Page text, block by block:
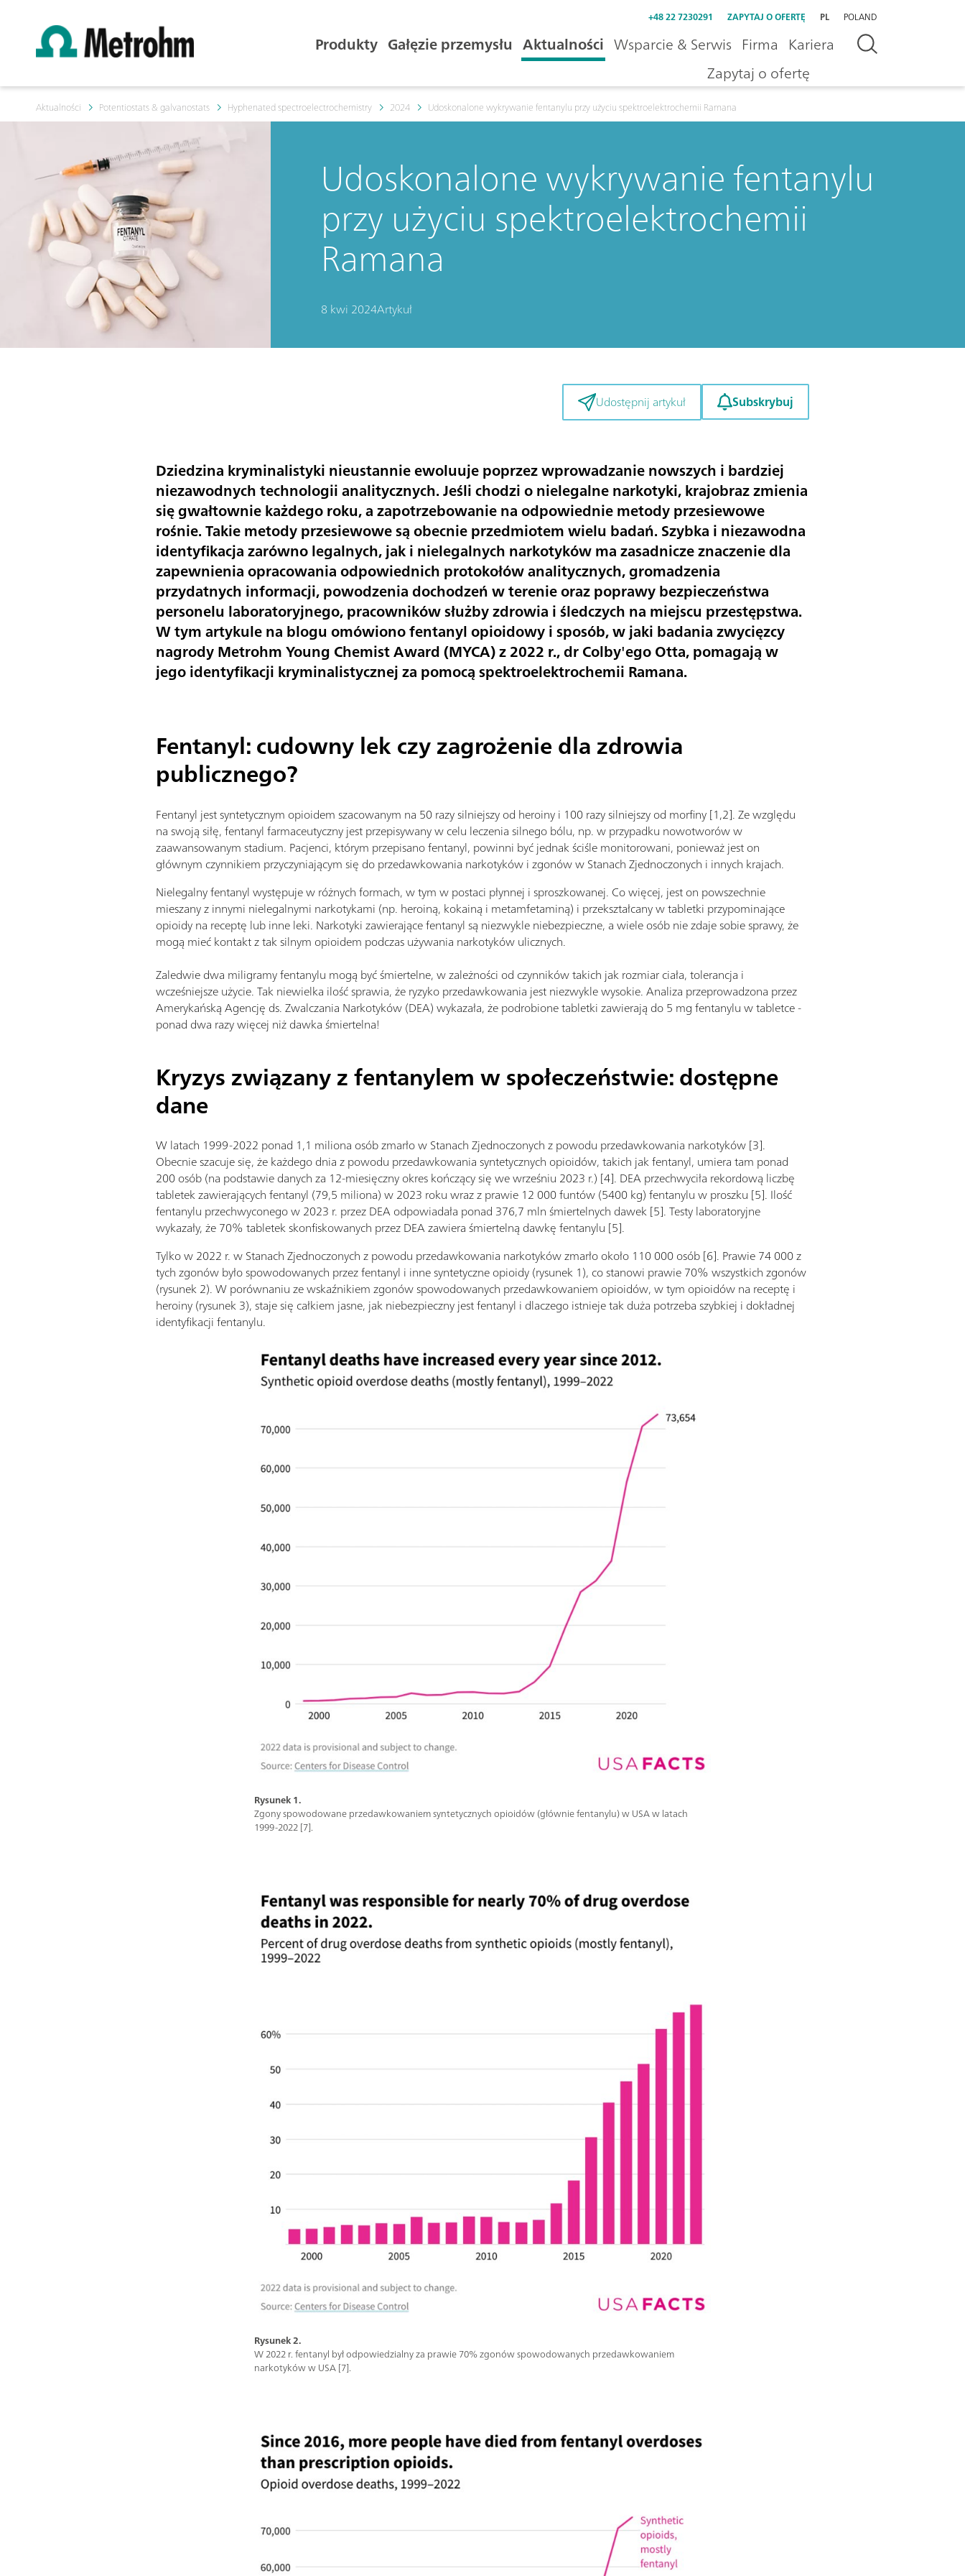
+48 22 7230291 ZAPYTAJ O OFERTĘ PL POLAND
Produkty Gałęzie przemysłu Aktualności Wsparcie & Serwis Firma Kariera
Zapytaj o ofertę
Aktualności Potentiostats & galvanostats Hyphenated spectroelectrochemistry 2024 Udoskonalone wykrywanie fentanylu przy użyciu spektroelektrochemii Ramana
Udoskonalone wykrywanie fentanylu
przy użyciu spektroelektrochemii
Ramana
8 kwi 2024Artykuł
Udostępnij artykuł Subskrybuj
Dziedzina kryminalistyki nieustannie ewoluuje poprzez wprowadzanie nowszych i bardziej
niezawodnych technologii analitycznych. Jeśli chodzi o nielegalne narkotyki, krajobraz zmienia
się gwałtownie każdego roku, a zapotrzebowanie na odpowiednie metody przesiewowe
rośnie. Takie metody przesiewowe są obecnie przedmiotem wielu badań. Szybka i niezawodna
identyfikacja zarówno legalnych, jak i nielegalnych narkotyków ma zasadnicze znaczenie dla
zapewnienia opracowania odpowiednich protokołów analitycznych, gromadzenia
przydatnych informacji, powodzenia dochodzeń w terenie oraz poprawy bezpieczeństwa
personelu laboratoryjnego, pracowników służby zdrowia i śledczych na miejscu przestępstwa.
W tym artykule na blogu omówiono fentanyl opioidowy i sposób, w jaki badania zwycięzcy
nagrody Metrohm Young Chemist Award (MYCA) z 2022 r., dr Colby'ego Otta, pomagają w
jego identyfikacji kryminalistycznej za pomocą spektroelektrochemii Ramana.
Fentanyl: cudowny lek czy zagrożenie dla zdrowia
publicznego?
Fentanyl jest syntetycznym opioidem szacowanym na 50 razy silniejszy od heroiny i 100 razy silniejszy od morfiny [1,2]. Ze względu
na swoją siłę, fentanyl farmaceutyczny jest przepisywany w celu leczenia silnego bólu, np. w przypadku nowotworów w
zaawansowanym stadium. Pacjenci, którym przepisano fentanyl, powinni być jednak ściśle monitorowani, ponieważ jest on
głównym czynnikiem przyczyniającym się do przedawkowania narkotyków i zgonów w Stanach Zjednoczonych i innych krajach.
Nielegalny fentanyl występuje w różnych formach, w tym w postaci płynnej i sproszkowanej. Co więcej, jest on powszechnie
mieszany z innymi nielegalnymi narkotykami (np. heroiną, kokainą i metamfetaminą) i przekształcany w tabletki przypominające
opioidy na receptę lub inne leki. Narkotyki zawierające fentanyl są niezwykle niebezpieczne, a wiele osób nie zdaje sobie sprawy, że
mogą mieć kontakt z tak silnym opioidem podczas używania narkotyków ulicznych.
Zaledwie dwa miligramy fentanylu mogą być śmiertelne, w zależności od czynników takich jak rozmiar ciała, tolerancja i
wcześniejsze użycie. Tak niewielka ilość sprawia, że ryzyko przedawkowania jest niezwykle wysokie. Analiza przeprowadzona przez
Amerykańską Agencję ds. Zwalczania Narkotyków (DEA) wykazała, że podrobione tabletki zawierają do 5 mg fentanylu w tabletce -
ponad dwa razy więcej niż dawka śmiertelna!
Kryzys związany z fentanylem w społeczeństwie: dostępne
dane
W latach 1999-2022 ponad 1,1 miliona osób zmarło w Stanach Zjednoczonych z powodu przedawkowania narkotyków [3].
Obecnie szacuje się, że każdego dnia z powodu przedawkowania syntetycznych opioidów, takich jak fentanyl, umiera tam ponad
200 osób (na podstawie danych za 12-miesięczny okres kończący się we wrześniu 2023 r.) [4]. DEA przechwyciła rekordową liczbę
tabletek zawierających fentanyl (79,5 miliona) w 2023 roku wraz z prawie 12 000 funtów (5400 kg) fentanylu w proszku [5]. Ilość
fentanylu przechwyconego w 2023 r. przez DEA odpowiadała ponad 376,7 mln śmiertelnych dawek [5]. Testy laboratoryjne
wykazały, że 70% tabletek skonfiskowanych przez DEA zawiera śmiertelną dawkę fentanylu [5].
Tylko w 2022 r. w Stanach Zjednoczonych z powodu przedawkowania narkotyków zmarło około 110 000 osób [6]. Prawie 74 000 z
tych zgonów było spowodowanych przez fentanyl i inne syntetyczne opioidy (rysunek 1), co stanowi prawie 70% wszystkich zgonów
(rysunek 2). W porównaniu ze wskaźnikiem zgonów spowodowanych przedawkowaniem opioidów, w tym opioidów na receptę i
heroiny (rysunek 3), staje się całkiem jasne, jak niebezpieczny jest fentanyl i dlaczego istnieje tak duża potrzeba szybkiej i dokładnej
identyfikacji fentanylu.
Rysunek 1.
Zgony spowodowane przedawkowaniem syntetycznych opioidów (głównie fentanylu) w USA w latach
1999-2022 [7].
Rysunek 2.
W 2022 r. fentanyl był odpowiedzialny za prawie 70% zgonów spowodowanych przedawkowaniem
narkotyków w USA [7].